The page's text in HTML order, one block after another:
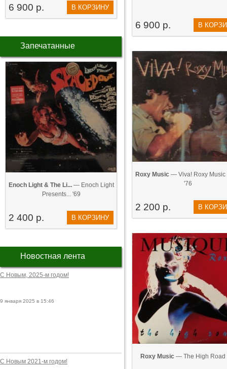
6 900 р. В КОРЗИНУ
Запечатанные
Enoch Light & The Li...— Enoch Light
Presents... '69
2 400 р. В КОРЗИНУ
Новостная лента
С Новым, 2025-м годом!
9 января 2025 в 15:46
С Новым 2021-м годом!
6 900 р. В
Roxy Music— Viva! Roxy Music
'76
2 200 р. В
Roxy Music — The High Road